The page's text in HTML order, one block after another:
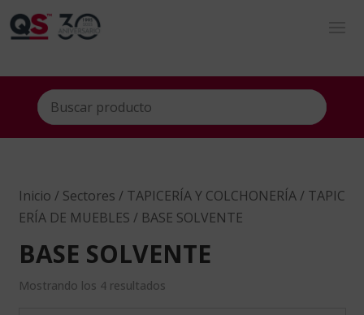
Inicio / Sectores / TAPICERÍA Y COLCHONERÍA/ TAPIC
ERÍA DE MUEBLES / BASE SOLVENTE
BASE SOLVENTE
Mostrando los 4 resultados